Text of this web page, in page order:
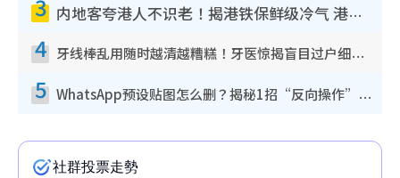
3 内地客夸港人不识老！揭港铁保鲜级冷气 港人求放过：别投诉
4 牙线棒乱用随时越清越糟糕！牙医惊揭盲目过户细菌恐致龋齿：这种才是日常真保养
5 WhatsApp预设贴图怎么删？揭秘1招“反向操作”还原简洁界面 附3步实测教程